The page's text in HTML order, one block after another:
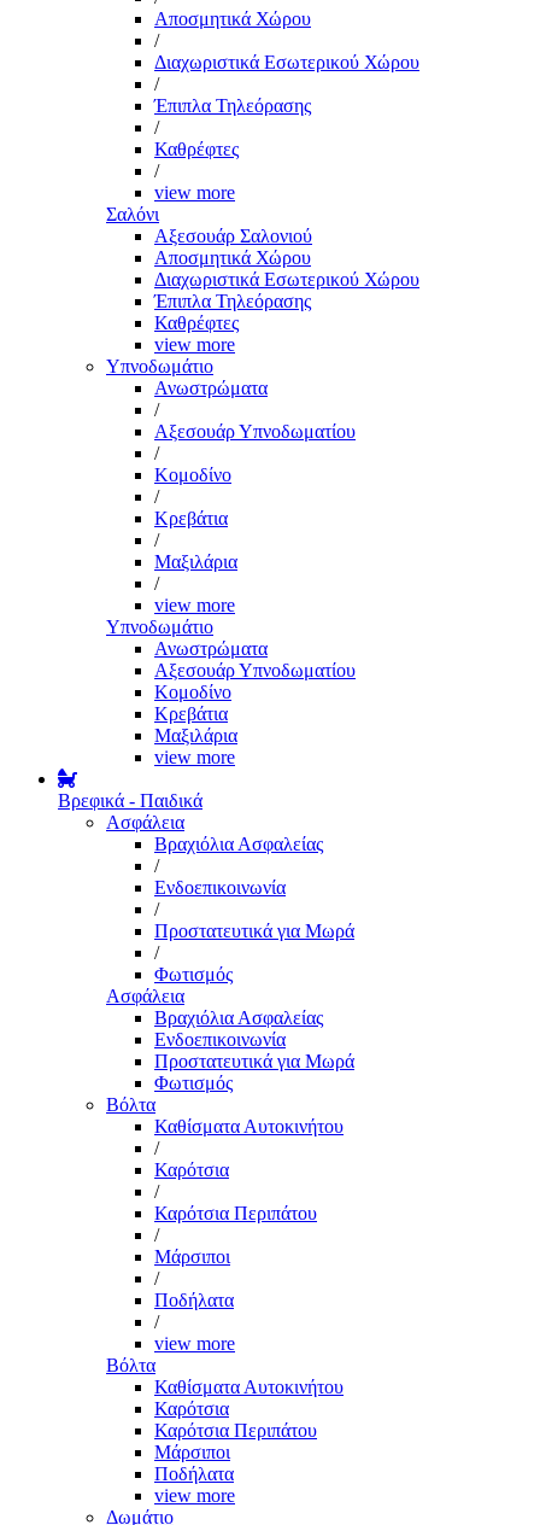
Αποσμητικά Χώρου
/
Διαχωριστικά Εσωτερικού Χώρου
/
Έπιπλα Τηλεόρασης
/
Καθρέφτες
/
view more
Σαλόνι
Αξεσουάρ Σαλονιού
Αποσμητικά Χώρου
Διαχωριστικά Εσωτερικού Χώρου
Έπιπλα Τηλεόρασης
Καθρέφτες
view more
Υπνοδωμάτιο
Ανωστρώματα
/
Αξεσουάρ Υπνοδωματίου
/
Κομοδίνο
/
Κρεβάτια
/
Μαξιλάρια
/
view more
Υπνοδωμάτιο
Ανωστρώματα
Αξεσουάρ Υπνοδωματίου
Κομοδίνο
Κρεβάτια
Μαξιλάρια
view more
Βρεφικά - Παιδικά
Ασφάλεια
Βραχιόλια Ασφαλείας
/
Ενδοεπικοινωνία
/
Προστατευτικά για Μωρά
/
Φωτισμός
Ασφάλεια
Βραχιόλια Ασφαλείας
Ενδοεπικοινωνία
Προστατευτικά για Μωρά
Φωτισμός
Βόλτα
Καθίσματα Αυτοκινήτου
/
Καρότσια
/
Καρότσια Περιπάτου
/
Μάρσιποι
/
Ποδήλατα
/
view more
Βόλτα
Καθίσματα Αυτοκινήτου
Καρότσια
Καρότσια Περιπάτου
Μάρσιποι
Ποδήλατα
view more
Δωμάτιο